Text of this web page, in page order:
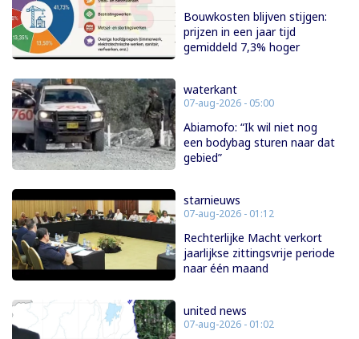
Bouwkosten blijven stijgen:
prijzen in een jaar tijd
gemiddeld 7,3% hoger
waterkant
07-aug-2026 - 05:00
Abiamofo: “Ik wil niet nog
een bodybag sturen naar dat
gebied”
starnieuws
07-aug-2026 - 01:12
Rechterlijke Macht verkort
jaarlijkse zittingsvrije periode
naar één maand
united news
07-aug-2026 - 01:02